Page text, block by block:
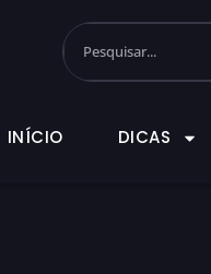
INÍCIO DICAS
INÍCIO DICAS